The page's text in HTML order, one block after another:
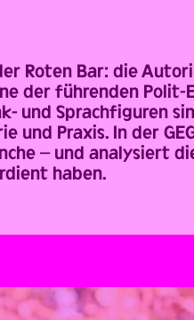
Roten Bar: die
der führenden Polit-
und Sprachfiguren
Praxis. In der
– und analysiert
haben.